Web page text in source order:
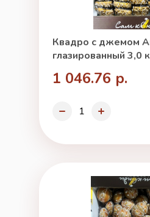
Квадро с джемом
глазированный 3,0
1 046.76 р.